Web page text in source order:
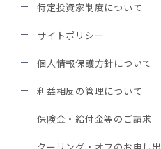
特定投資家制度について
サイトポリシー
個人情報保護方針について
利益相反の管理について
保険金・給付金等のご請求